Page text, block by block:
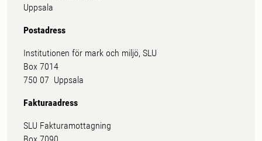
Uppsala
Postadress
Institutionen för mark och miljö, SLU
Box 7014
750 07 Uppsala
Fakturaadress
SLU Fakturamottagning